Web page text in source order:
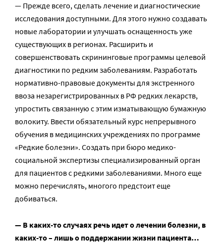
— Прежде всего, сделать лечение и диагностические
исследования доступными. Для этого нужно создавать
новые лаборатории и улучшать оснащенность уже
существующих в регионах. Расширить и
совершенствовать скрининговые программы целевой
диагностики по редким заболеваниям. Разработать
нормативно-правовые документы для экстренного
ввоза незарегистрированных в РФ редких лекарств,
упростить связанную с этим изматывающую бумажную
волокиту. Ввести обязательный курс непрерывного
обучения в медицинских учреждениях по программе
«Редкие болезни». Создать при бюро медико-
социальной экспертизы специализированный орган
для пациентов с редкими заболеваниями. Много еще
можно перечислять, многого предстоит еще
добиваться.
— В каких-то случаях речь идет о лечении болезни, в
каких-то – лишь о поддержании жизни пациента…